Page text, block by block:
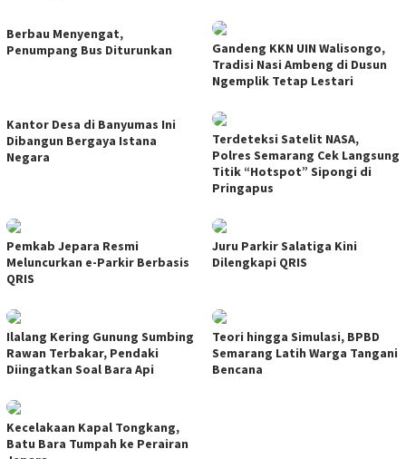
Berbau Menyengat,
Penumpang Bus Diturunkan
Gandeng KKN UIN Walisongo,
Tradisi Nasi Ambeng di Dusun
Ngemplik Tetap Lestari
Kantor Desa di Banyumas Ini
Dibangun Bergaya Istana
Negara
Terdeteksi Satelit NASA,
Polres Semarang Cek Langsung
Titik “Hotspot” Sipongi di
Pringapus
Pemkab Jepara Resmi
Meluncurkan e-Parkir Berbasis
QRIS
Juru Parkir Salatiga Kini
Dilengkapi QRIS
Ilalang Kering Gunung Sumbing
Rawan Terbakar, Pendaki
Diingatkan Soal Bara Api
Teori hingga Simulasi, BPBD
Semarang Latih Warga Tangani
Bencana
Kecelakaan Kapal Tongkang,
Batu Bara Tumpah ke Perairan